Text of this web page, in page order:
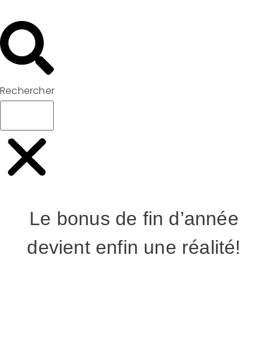
Rechercher
Le bonus de fin d’année
devient enfin une réalité!